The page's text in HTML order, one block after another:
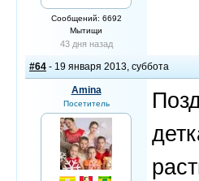
Сообщений: 6692
Мытищи
43 дня назад
#64 - 19 января 2013, суббота
Amina
Посетитель